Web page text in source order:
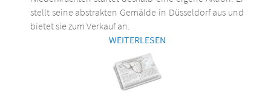
stellt seine abstrakten Gemälde in Düsseldorf aus und
bietet sie zum Verkauf an.
WEITERLESEN